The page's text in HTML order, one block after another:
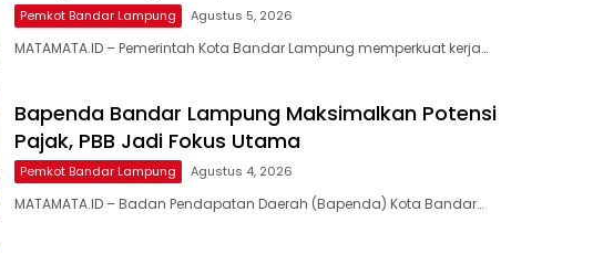
Pemkot Bandar Lampung Agustus 5, 2026
MATAMATA.ID – Pemerintah Kota Bandar Lampung memperkuat kerja…
Bapenda Bandar Lampung Maksimalkan Potensi
Pajak, PBB Jadi Fokus Utama
Pemkot Bandar Lampung Agustus 4, 2026
MATAMATA.ID – Badan Pendapatan Daerah (Bapenda) Kota Bandar…